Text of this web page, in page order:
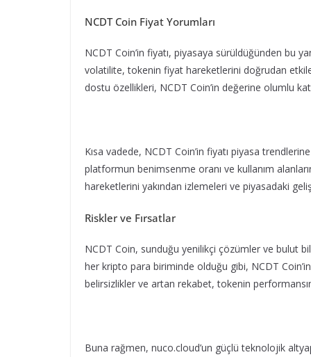
NCDT Coin Fiyat Yorumları
NCDT Coin’in fiyatı, piyasaya sürüldüğünden bu
volatilite, tokenin fiyat hareketlerini doğrudan
dostu özellikleri, NCDT Coin’in değerine olumlu
Kısa vadede, NCDT Coin’in fiyatı piyasa
platformun benimsenme oranı ve kullanım
hareketlerini yakından izlemeleri ve piyasadaki
Riskler ve Fırsatlar
NCDT Coin, sunduğu yenilikçi çözümler ve bulut
her kripto para biriminde olduğu gibi, NCDT
belirsizlikler ve artan rekabet, tokenin
Buna rağmen, nuco.cloud’un güçlü teknolojik